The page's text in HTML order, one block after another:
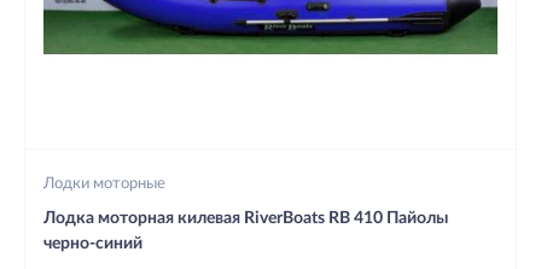
Лодки моторные
Лодка моторная килевая RiverBoats RB 410 Пайолы
черно-синий